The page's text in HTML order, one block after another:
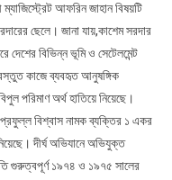
ম্যাজিস্ট্রেট আফরিন জাহান বিষয়টি
ছেলে। জানা যায়,কাশেম সরদার
বিভিন্ন ভূমি ও সেটেলমেন্ট
কাজে ব্যবহৃত আনুষঙ্গিক
পরিমাণ অর্থ হাতিয়ে নিয়েছে।
প্রফুল্ল বিশ্বাস নামক ব্যক্তির ১ একর
দীর্ঘ অভিযানে অভিযুক্ত
গুরুত্বপূর্ণ ১৯৭৪ ও ১৯৭৫ সালের